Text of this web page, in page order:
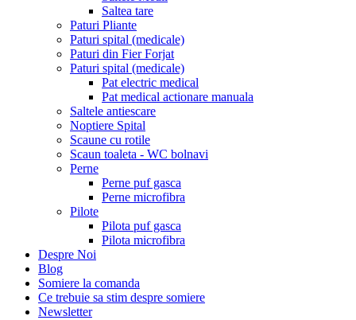
Saltea tare
Paturi Pliante
Paturi spital (medicale)
Paturi din Fier Forjat
Paturi spital (medicale)
Pat electric medical
Pat medical actionare manuala
Saltele antiescare
Noptiere Spital
Scaune cu rotile
Scaun toaleta - WC bolnavi
Perne
Perne puf gasca
Perne microfibra
Pilote
Pilota puf gasca
Pilota microfibra
Despre Noi
Blog
Somiere la comanda
Ce trebuie sa stim despre somiere
Newsletter